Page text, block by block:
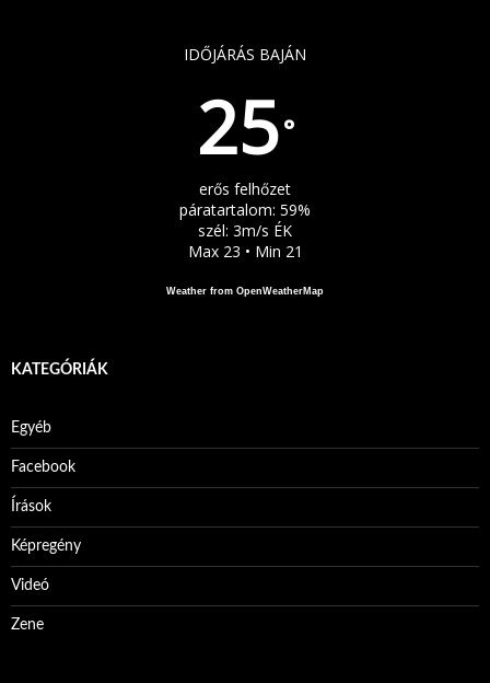
IDŐJÁRÁS BAJÁN
25°
erős felhőzet
páratartalom: 59%
szél: 3m/s ÉK
Max 23 • Min 21
Weather from OpenWeatherMap
KATEGÓRIÁK
Egyéb
Facebook
Írások
Képregény
Videó
Zene